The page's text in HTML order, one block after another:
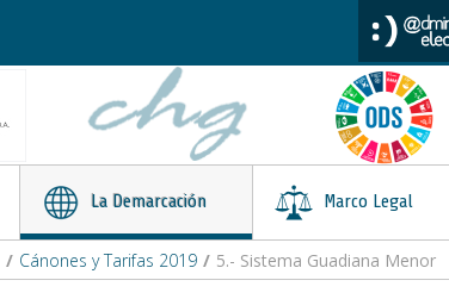
La Demarcación Marco Legal
/ Cánones y Tarifas 2019 / 5.- Sistema Guadiana Menor